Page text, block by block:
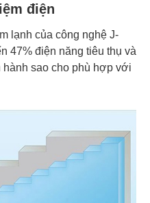
điện
lạnh của công nghệ J-
47% điện năng tiêu thụ và
sao cho phù hợp với